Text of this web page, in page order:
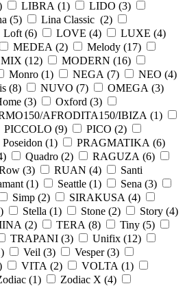
LIBRA (1) LIDO (3)
(5) Lina Classic (2)
Loft (6) LOVE (4) LUXE (4)
MEDEA (2) Melody (17)
MIX (12) MODERN (16)
Monro (1) NEGA (7) NEO (4)
(8) NUVO (7) OMEGA (3)
(3) Oxford (3)
AFRODITA150/IBIZA (1)
PICCOLO (9) PICO (2)
Poseidon (1) PRAGMATIKA (6)
) Quadro (2) RAGUZA (6)
(3) RUAN (4)
Santi
(1) Seattle (1) Sena (3)
Simp (2) SIRAKUSA (4)
) Stella (1) Stone (2) Story (4)
(2) TERA (8) Tiny (5)
TRAPANI (3) Unifix (12)
) Veil (3) Vesper (3)
VITA (2) VOLTA (1)
(1) Zodiac X (4)